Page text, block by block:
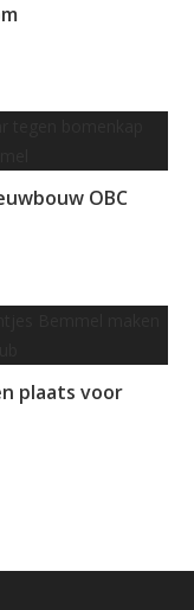
OBC
plaats voor